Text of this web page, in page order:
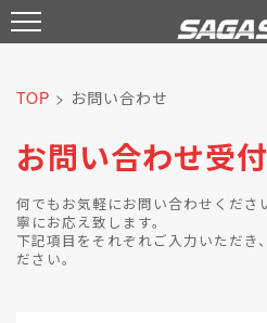
TOP > お問い合わせ
お問い合わせ受付
何でもお気軽にお問い合わせくださ
寧にお応え致します。
下記項目をそれぞれご入力いただき
ださい。